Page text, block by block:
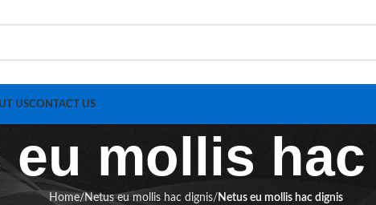
USCONTACT US
eu mollis
Home Netus eu mollis hac dignis Netus eu mollis hac dignis